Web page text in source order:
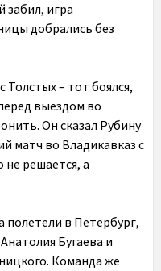
игра
добрались без
Толстых – тот боялся,
выездом во
Он сказал Рубину
матч во Владикавказ с
не решается, а
полетели в Петербург,
Бугаева и
Команда же